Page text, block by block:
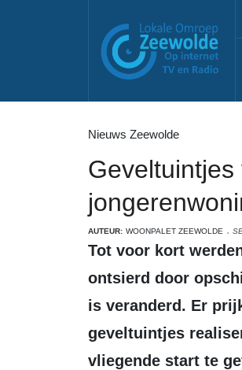
Nieuws Zeewolde
AUTEUR: WOONPALET ZEEWOLDE
Tot voor kort werden de vier gevels van de jongerenwoningen aan Koraal
ontsierd door
is veranderd. Er
geveltuintjes
vliegende start te